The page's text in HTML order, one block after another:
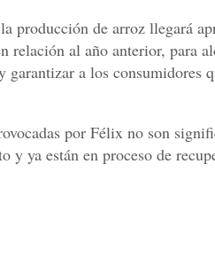
producción de arroz llegará
relación al año anterior, para
a los consumidores
por Félix no son
y ya están en proceso de